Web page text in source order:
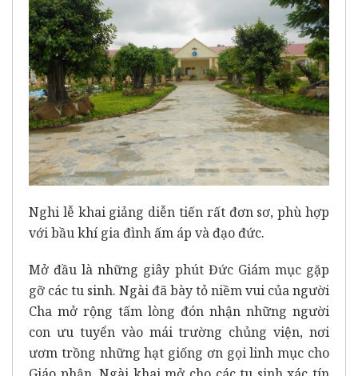
Nghi lễ khai giảng diễn tiến rất đơn sơ, phù hợp
với bầu khí gia đình ấm áp và đạo đức.
Mở đầu là những giây phút Đức Giám mục gặp
gỡ các tu sinh. Ngài đã bày tỏ niềm vui của người
Cha mở rộng tấm lòng đón nhận những người
con ưu tuyển vào mái trường chủng viện, nơi
ươm trồng những hạt giống ơn gọi linh mục cho